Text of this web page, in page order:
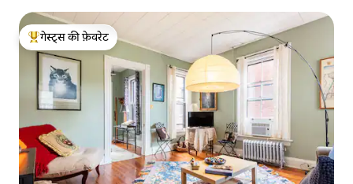
गेस्ट्स का टॉप फ़ेवरेट
गेस्ट्स की फ़ेवरेट